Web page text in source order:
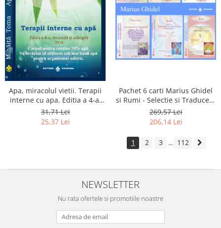
Apa, miracolul vietii. Terapii
interne cu apa. Editia a 4-a,
revizuita si adaugita.
31,71 Lei
25,37 Lei
Pachet 6 carti Marius Ghidel
si Rumi - Selectie si Traducere
de Marius Ghidel
269,57 Lei
206,14 Lei
1 2 3 ... 112
NEWSLETTER
Nu rata ofertele si promotiile noastre